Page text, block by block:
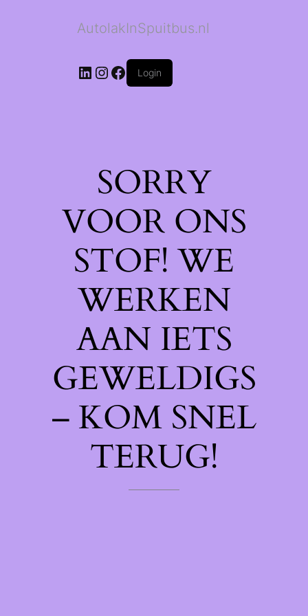
AutolakInSpuitbus.nl
LinkedIn
Instagram
Facebook
Login
SORRY
VOOR ONS
STOF! WE
WERKEN
AAN IETS
GEWELDIGS
– KOM SNEL
TERUG!